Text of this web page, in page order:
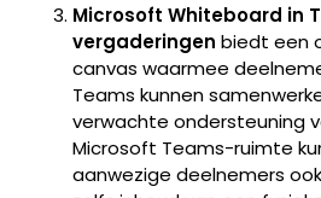
Microsoft Whiteboard in
vergaderingen biedt een
canvas waarmee
Teams kunnen
verwachte ondersteuning
Microsoft Teams-ruimte
aanwezige deelnemers